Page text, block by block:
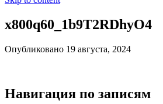
x800q60_1b9T2RDhyO4
Опубликовано 19 августа, 2024
Навигация по записям